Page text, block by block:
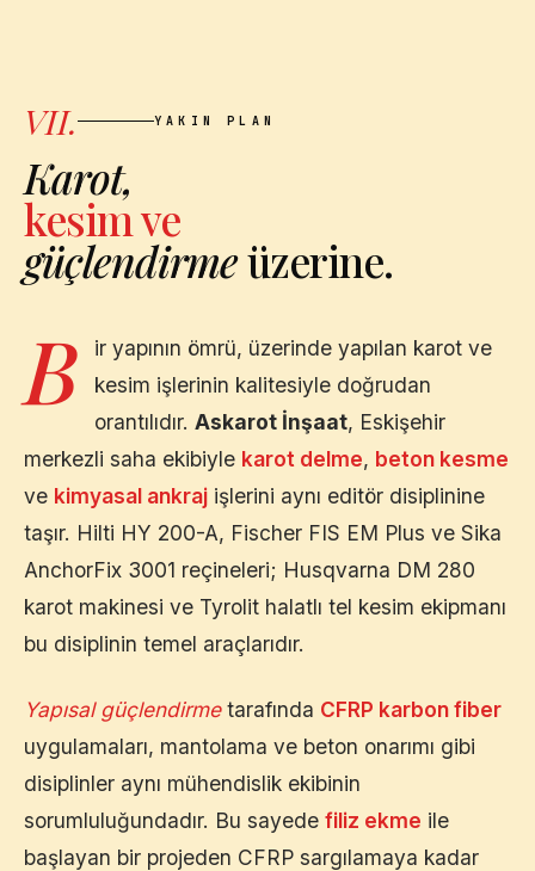
VII. YAKIN PLAN
Karot,
kesim ve
güçlendirmeüzerine.
B
ir yapının ömrü, üzerinde yapılan karot ve
kesim işlerinin kalitesiyle doğrudan
orantılıdır. Askarot İnşaat, Eskişehir
merkezli saha ekibiyle karot delme, beton kesme
ve kimyasal ankraj işlerini aynı editör disiplinine
taşır. Hilti HY 200-A, Fischer FIS EM Plus ve Sika
AnchorFix 3001 reçineleri; Husqvarna DM 280
karot makinesi ve Tyrolit halatlı tel kesim ekipmanı
bu disiplinin temel araçlarıdır.
Yapısal güçlendirmetarafında CFRP karbon fiber
uygulamaları, mantolama ve beton onarımı gibi
disiplinler aynı mühendislik ekibinin
sorumluluğundadır. Bu sayede filiz ekme ile
başlayan bir projeden CFRP sargılamaya kadar